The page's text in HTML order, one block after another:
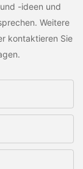
-ideen und
Weitere
kontaktieren Sie